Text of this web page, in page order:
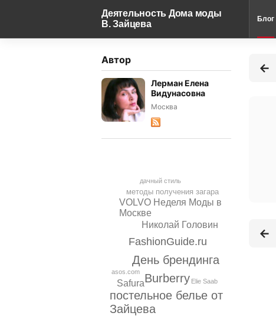
Деятельность Дома моды
В. Зайцева
Блог
Автор
Лерман Елена
Видунасовна
Москва
постельное белье от
Зайцева
Burberry
День брендинга
FashionGuide.ru
Николай Головин
VOLVO Неделя Моды в
Москве
Safura
методы получения загара
Elie Saab
asos.com
дачный стиль